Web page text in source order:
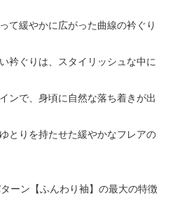
て緩やかに広がった曲線の衿ぐり
衿ぐりは、スタイリッシュな中に
ンで、身頃に自然な落ち着きが出
とりを持たせた緩やかなフレアの
ーン【ふんわり袖】の最大の特徴